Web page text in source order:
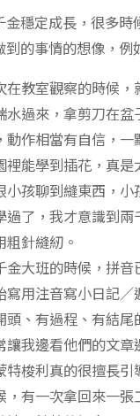
穩定成長，很多時
的事情的想像，例
在教室觀察的時候，
水過來，拿剪刀在盆
作相當有自信，一
裡能學到插花，真是
小孩聊到縫東西，小
過了，我才意識到兩
針縫紉。
金大班的時候，拼音
寫用注音寫小日記／
頭、有過程、有結尾
讓我邊看他們的文章
特梭利真的很擅長
，有一次拿回來一張